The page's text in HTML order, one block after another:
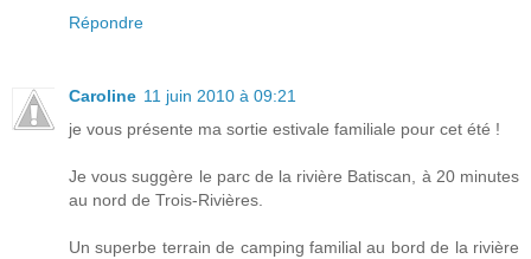
Répondre
Caroline 11 juin 2010 à 09:21
je vous présente ma sortie estivale familiale pour cet été !
Je vous suggère le parc de la rivière Batiscan, à 20 minutes
au nord de Trois-Rivières.
Un superbe terrain de camping familial au bord de la rivière